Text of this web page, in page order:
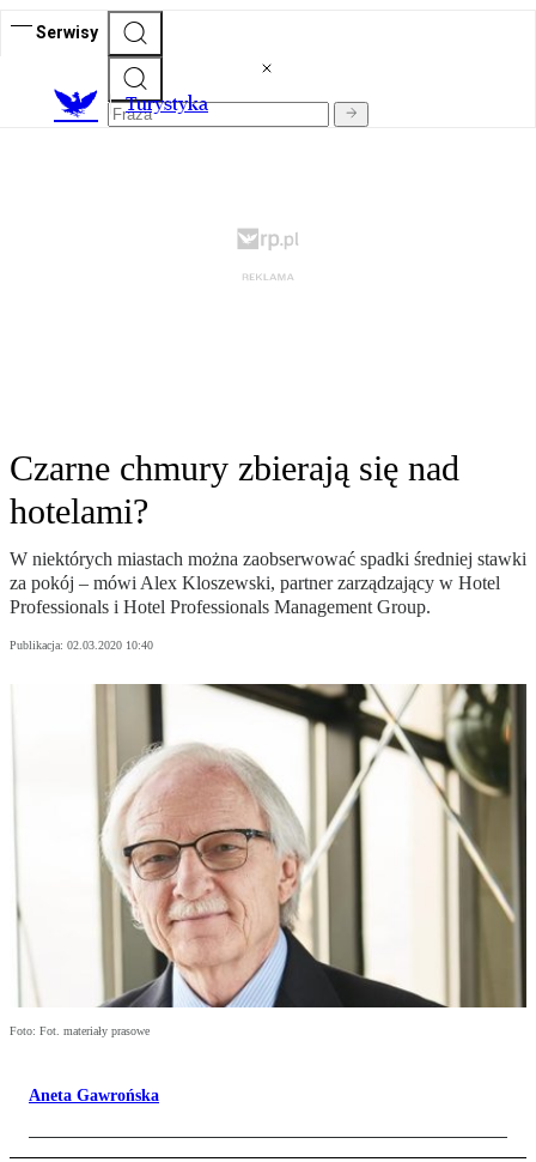
Serwisy
Turystyka
Czarne chmury zbierają się nad
hotelami?
W niektórych miastach można zaobserwować spadki średniej stawki
za pokój – mówi Alex Kloszewski, partner zarządzający w Hotel
Professionals i Hotel Professionals Management Group.
Publikacja: 02.03.2020 10:40
Foto: Fot. materiały prasowe
Aneta Gawrońska